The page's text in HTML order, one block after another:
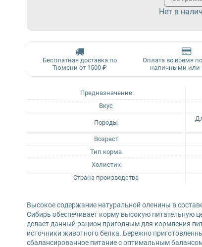
Нет в
Бесплатная доставка по
Тюмени от 1500 ₽
Оплата во время
наличными или
Предназначение
Вкус
Породы
Возраст
Тип корма
Холистик
Страна производства
Высокое содержание натуральной оленины в
Сибирь обеспечивает корму высокую питательную
делает данный рацион пригодным для кормления
источники животного белка. Бережно
сбалансированное питание с оптимальным